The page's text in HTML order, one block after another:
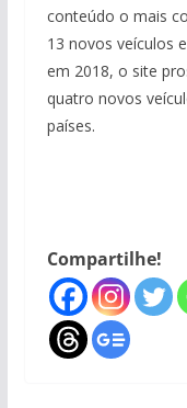
conteúdo o mais
13 novos veículos
em 2018, o site
quatro novos
países.
Compartilhe!